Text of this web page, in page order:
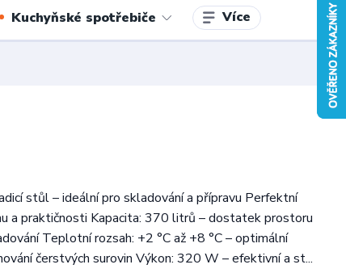
Kuchyňské spotřebiče Více
stůl – ideální pro skladování a přípravu Perfektní
a praktičnosti Kapacita: 370 litrů – dostatek prostoru
Teplotní rozsah: +2 °C až +8 °C – optimální
čerstvých surovin Výkon: 320 W – efektivní a st...